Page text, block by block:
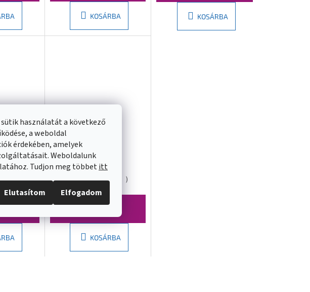
használatát a következő
a weboldal
érdekében, amelyek
Weboldalunk
Tudjon meg többetitt
Elutasítom Elfogadom
KOSÁRBA KOSÁRBA
átlátszó
db )
Polysan, DEEP
zuhanyajtó
1100x1650mm,
átlátszó üveg, MD1116
Külső raktáron (9 db )
KOSÁRBA